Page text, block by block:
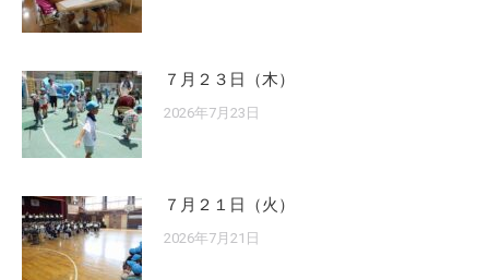
７月２３日（木）
2026年7月23日
７月２１日（火）
2026年7月21日